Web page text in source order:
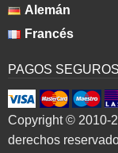
Alemán
Francés
PAGOS
Copyright © 2010-
derechos